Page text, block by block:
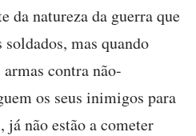
da natureza da guerra que
mas quando
contra não-
os seus inimigos para
já não estão a cometer